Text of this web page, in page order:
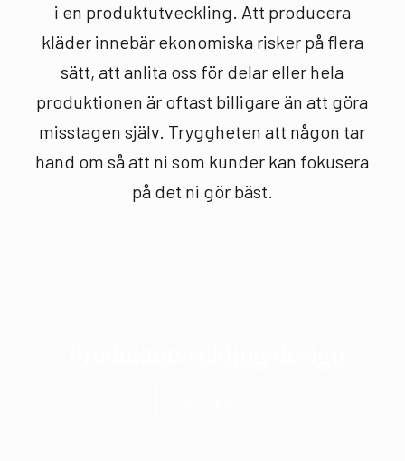
i en produktutveckling. Att producera
kläder innebär ekonomiska risker på flera
sätt, att anlita oss för delar eller hela
produktionen är oftast billigare än att göra
misstagen själv. Tryggheten att någon tar
hand om så att ni som kunder kan fokusera
på det ni gör bäst.